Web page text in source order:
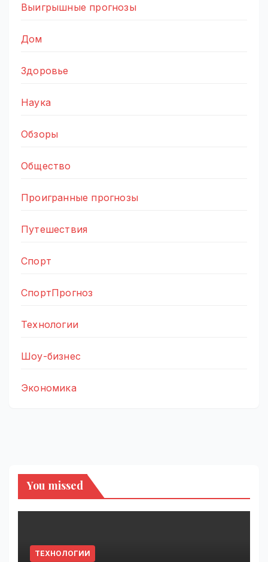
Выигрышные прогнозы
Дом
Здоровье
Наука
Обзоры
Общество
Проигранные прогнозы
Путешествия
Спорт
СпортПрогноз
Технологии
Шоу-бизнес
Экономика
You missed
ТЕХНОЛОГИИ